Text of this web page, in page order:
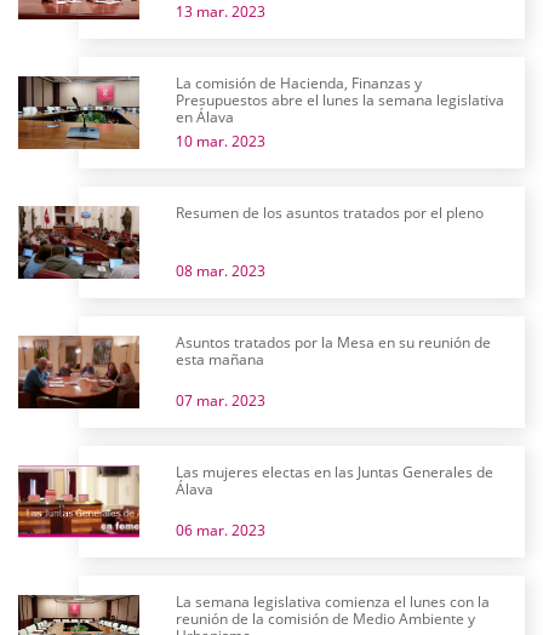
13 mar. 2023
La comisión de Hacienda, Finanzas y
Presupuestos abre el lunes la semana legislativa
en Álava
10 mar. 2023
Resumen de los asuntos tratados por el pleno
08 mar. 2023
Asuntos tratados por la Mesa en su reunión de
esta mañana
07 mar. 2023
Las mujeres electas en las Juntas Generales de
Álava
06 mar. 2023
La semana legislativa comienza el lunes con la
reunión de la comisión de Medio Ambiente y